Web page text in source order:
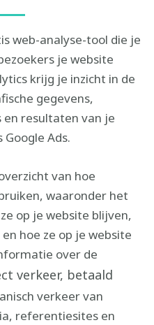
web-analyse-tool die je
je website
krijg je inzicht in de
gegevens,
resultaten van je
Ads.
van hoe
waaronder het
op je website blijven,
hoe ze op je website
over de
verkeer, betaald
verkeer van
referentiesites en